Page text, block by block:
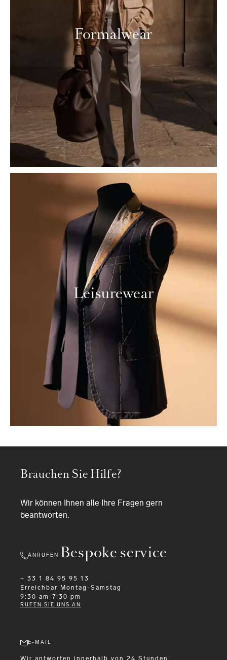
Formalwear
Leisurewear
Bespoke service
Brauchen Sie Hilfe?
Wir können Ihnen alle Ihre Fragen gern
beantworten.
ANRUFEN
+ 33 1 84 95 95 13
Erreichbar
Montag-Samstag
9:30 am-7:30 pm
RUFEN SIE UNS AN
E-MAIL
Wir antworten innerhalb von 24 Stunden